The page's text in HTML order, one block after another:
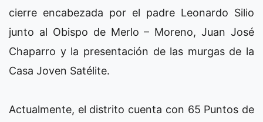
cierre encabezada por el padre Leonardo Silio
junto al Obispo de Merlo – Moreno, Juan José
Chaparro y la presentación de las murgas de la
Casa Joven Satélite.
Actualmente, el distrito cuenta con 65 Puntos de